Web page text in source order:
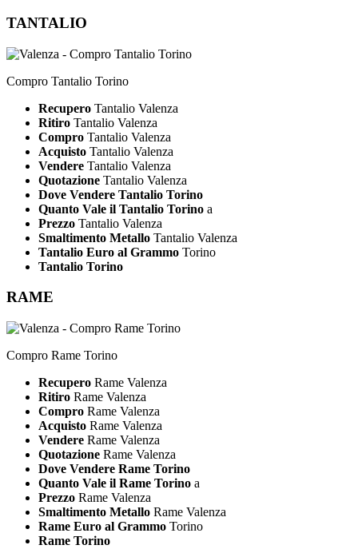
TANTALIO
Compro Tantalio Torino
Recupero Tantalio Valenza
Ritiro Tantalio Valenza
Compro Tantalio Valenza
Acquisto Tantalio Valenza
Vendere Tantalio Valenza
Quotazione Tantalio Valenza
Dove Vendere Tantalio Torino
Quanto Vale il Tantalio Torino a
Prezzo Tantalio Valenza
Smaltimento Metallo Tantalio Valenza
Tantalio Euro al Grammo Torino
Tantalio Torino
RAME
Compro Rame Torino
Recupero Rame Valenza
Ritiro Rame Valenza
Compro Rame Valenza
Acquisto Rame Valenza
Vendere Rame Valenza
Quotazione Rame Valenza
Dove Vendere Rame Torino
Quanto Vale il Rame Torino a
Prezzo Rame Valenza
Smaltimento Metallo Rame Valenza
Rame Euro al Grammo Torino
Rame Torino